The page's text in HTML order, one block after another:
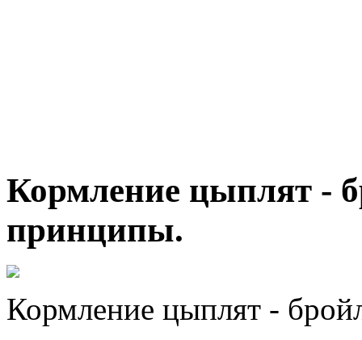
Кормление цыплят -
принципы.
Кормление цыплят -